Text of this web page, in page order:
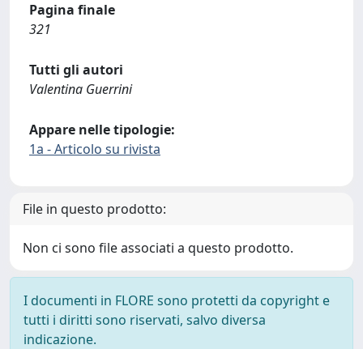
Pagina finale
321
Tutti gli autori
Valentina Guerrini
Appare nelle tipologie:
1a - Articolo su rivista
File in questo prodotto:
Non ci sono file associati a questo prodotto.
I documenti in FLORE sono protetti da copyright e
tutti i diritti sono riservati, salvo diversa
indicazione.